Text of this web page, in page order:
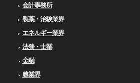
会計事務所
製薬・治験業界
エネルギー業界
法務・士業
金融
農業界